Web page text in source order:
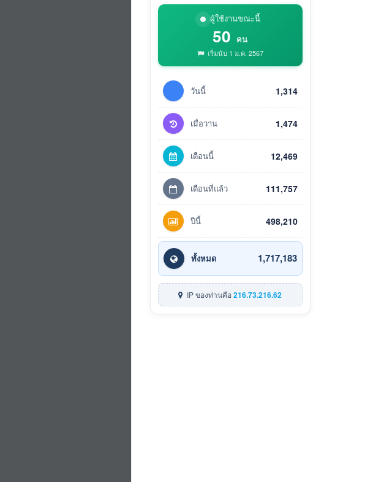
ผู้ใช้งานขณะนี้
50 คน
เริ่มนับ 1 ม.ค. 2567
วันนี้ 1,314
เมื่อวาน 1,474
เดือนนี้ 12,469
เดือนที่แล้ว 111,757
ปีนี้ 498,210
ทั้งหมด 1,717,183
IP ของท่านคือ216.73.216.62